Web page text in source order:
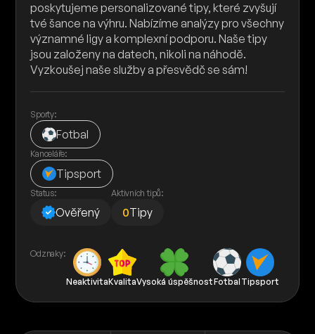
poskytujeme personalizované tipy, které zvyšují
tvé šance na výhru. Nabízíme analýzy pro všechny
významné ligy a komplexní podporu. Naše tipy
jsou založeny na datech, nikoli na náhodě.
Vyzkoušej naše služby a přesvědč se sám!
Sporty:
Fotbal
Kanceláře:
Tipsport
Status:
Ověřený
Aktivních tipů:
0Tipy
Odznaky:
NeaktivitaKvalitaVysoká úspěšnostFotbal Tipsport